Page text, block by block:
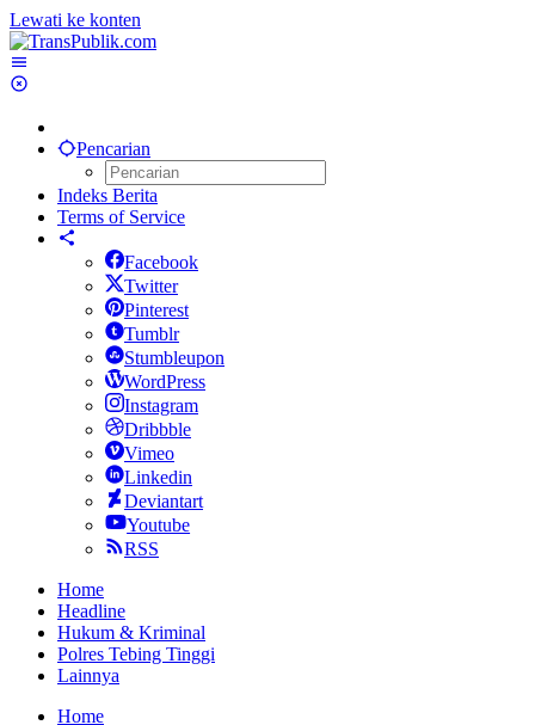
Lewati ke konten
Pencarian
Indeks Berita
Terms of Service
Facebook
Twitter
Pinterest
Tumblr
Stumbleupon
WordPress
Instagram
Dribbble
Vimeo
Linkedin
Deviantart
Youtube
RSS
Home
Headline
Hukum & Kriminal
Polres Tebing Tinggi
Lainnya
Home